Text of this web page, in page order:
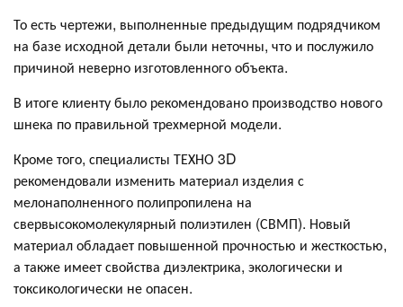
То есть чертежи, выполненные предыдущим подрядчиком
на базе исходной детали были неточны, что и послужило
причиной неверно изготовленного объекта.
В итоге клиенту было рекомендовано производство нового
шнека по правильной трехмерной модели.
Кроме того, специалисты ТЕХНО 3D
рекомендовали изменить материал изделия с
мелонаполненного полипропилена на
свервысокомолекулярный полиэтилен (СВМП). Новый
материал обладает повышенной прочностью и жесткостью,
а также имеет свойства диэлектрика, экологически и
токсикологически не опасен.